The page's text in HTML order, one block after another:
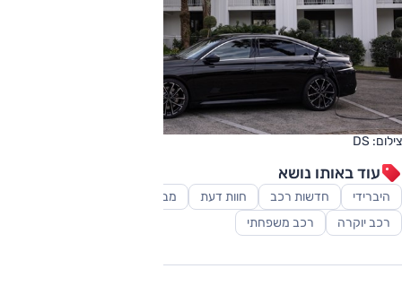
צילום: DS
עוד באותו נושא
היברידי חדשות רכב חוות דעת מבחני דרכים
רכב יוקרה
רכב משפחתי